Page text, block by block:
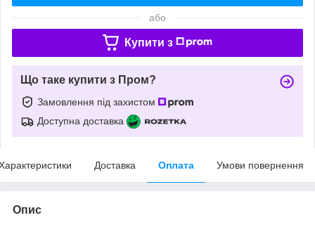
або
Купити з
Що таке купити з Пром?
Замовлення під захистом
Доступна доставка
Доставка Оплата Умови повернення
Опис